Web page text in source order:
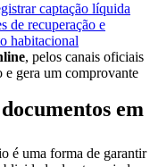
captação líquida
de recuperação e
habitacional
, pelos canais oficiais
gera um comprovante
em
é uma forma de garantir